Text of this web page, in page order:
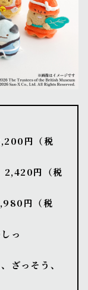
円（税
2,420円（税
円（税
っ
ざっそう、